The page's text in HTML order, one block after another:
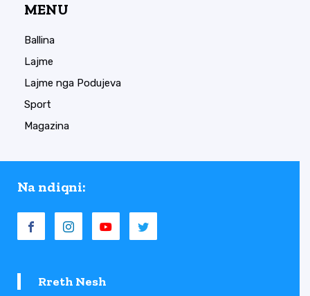
MENU
Ballina
Lajme
Lajme nga Podujeva
Sport
Magazina
Na ndiqni:
Rreth Nesh